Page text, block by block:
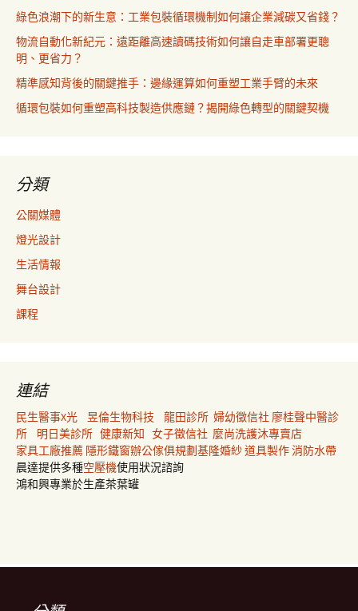
綠色浪潮下的新生意：工業包裝循環機制如何讓企業減碳又省錢？
物流自動化新紀元：遠距離高速讀碼技術如何讓自走車部署更聰
明、更省力？
精準感知背後的關鍵推手：邊緣運算如何重塑工業手臂的未來
循環包裝如何重塑高科技製造供應鏈？揭開綠色轉型的關鍵契機
分類
公關媒體
燈光設計
生活情報
舞台設計
課程
連結
民生醫事X光 昱倫生物科技 龍田診所 婦幼徵信社 廖桂聲中醫診
所
明日美診所 健康新知 女子徵信社 麼尚洗護沐專賣店
家具工廠推薦 隱形鐵窗辦公傢俱規劃基隆婚紗道具製作消防水帶
晨達提供多種空壓機使用狀況諮詢
鴻和興專業於生產茶葉罐